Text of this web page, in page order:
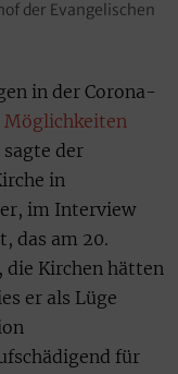
der Evangelischen
in der Corona-
der
in
im Interview
das am 20.
die Kirchen hätten
er als Lüge
für